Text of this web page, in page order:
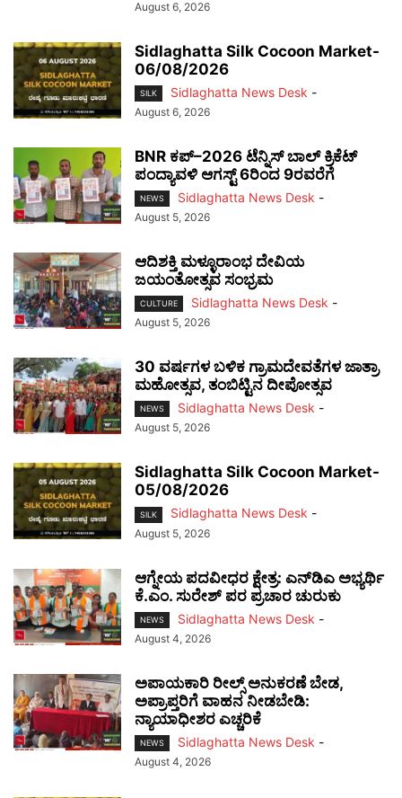
August 6, 2026
Sidlaghatta Silk Cocoon Market-
06/08/2026
SILK Sidlaghatta News Desk -
August 6, 2026
BNR ಕಪ್–2026 ಟೆನ್ನಿಸ್ ಬಾಲ್ ಕ್ರಿಕೆಟ್
ಪಂದ್ಯಾವಳಿ ಆಗಸ್ಟ್ 6ರಿಂದ 9ರವರೆಗೆ
NEWS Sidlaghatta News Desk -
August 5, 2026
ಆದಿಶಕ್ತಿ ಮಳ್ಳೂರಾಂಭ ದೇವಿಯ
ಜಯಂತೋತ್ಸವ ಸಂಭ್ರಮ
CULTURE Sidlaghatta News Desk -
August 5, 2026
30 ವರ್ಷಗಳ ಬಳಿಕ ಗ್ರಾಮದೇವತೆಗಳ ಜಾತ್ರಾ
ಮಹೋತ್ಸವ, ತಂಬಿಟ್ಟಿನ ದೀಪೋತ್ಸವ
NEWS Sidlaghatta News Desk -
August 5, 2026
Sidlaghatta Silk Cocoon Market-
05/08/2026
SILK Sidlaghatta News Desk -
August 5, 2026
ಆಗ್ನೇಯ ಪದವೀಧರ ಕ್ಷೇತ್ರ: ಎನ್‌ಡಿಎ ಅಭ್ಯರ್ಥಿ
ಕೆ.ಎಂ. ಸುರೇಶ್ ಪರ ಪ್ರಚಾರ ಚುರುಕು
NEWS Sidlaghatta News Desk -
August 4, 2026
ಅಪಾಯಕಾರಿ ರೀಲ್ಸ್ ಅನುಕರಣೆ ಬೇಡ,
ಅಪ್ರಾಪ್ತರಿಗೆ ವಾಹನ ನೀಡಬೇಡಿ:
ನ್ಯಾಯಾಧೀಶರ ಎಚ್ಚರಿಕೆ
NEWS Sidlaghatta News Desk -
August 4, 2026